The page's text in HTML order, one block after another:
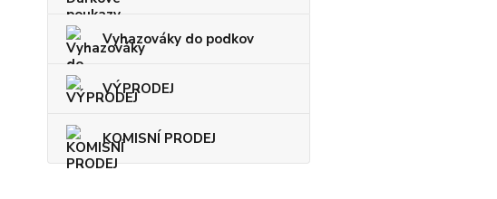
Vyhazováky do podkov
VÝPRODEJ
KOMISNÍ PRODEJ